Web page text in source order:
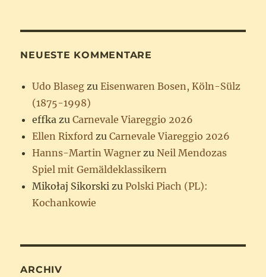
NEUESTE KOMMENTARE
Udo Blaseg zuEisenwaren Bosen, Köln-Sülz
(1875-1998)
effka zuCarnevale Viareggio 2026
Ellen Rixford zuCarnevale Viareggio 2026
Hanns-Martin Wagner zuNeil Mendozas
Spiel mit Gemäldeklassikern
Mikołaj Sikorski zuPolski Piach (PL):
Kochankowie
ARCHIV